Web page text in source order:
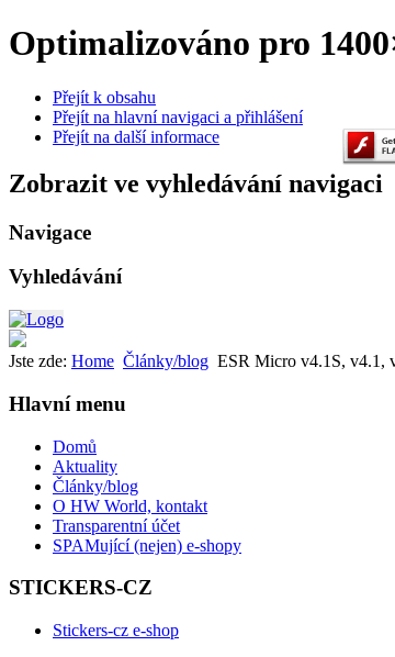
Optimalizováno pro
Přejít k obsahu
Přejít na hlavní navigaci a přihlášení
Přejít na další informace
Zobrazit ve vyhledávání navigaci
Navigace
Vyhledávání
Jste zde: Home Články/blog ESR Micro v4.1S, v4.1,
Hlavní menu
Domů
Aktuality
Články/blog
O HW World, kontakt
Transparentní účet
SPAMující (nejen) e-shopy
STICKERS-CZ
Stickers-cz e-shop